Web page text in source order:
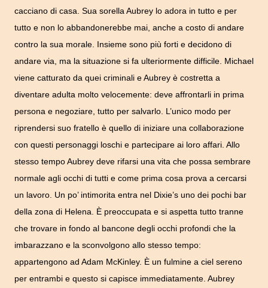
cacciano di casa. Sua sorella Aubrey lo adora in tutto e per
tutto e non lo abbandonerebbe mai, anche a costo di andare
contro la sua morale. Insieme sono più forti e decidono di
andare via, ma la situazione si fa ulteriormente difficile. Michael
viene catturato da quei criminali e Aubrey è costretta a
diventare adulta molto velocemente: deve affrontarli in prima
persona e negoziare, tutto per salvarlo. L’unico modo per
riprendersi suo fratello è quello di iniziare una collaborazione
con questi personaggi loschi e partecipare ai loro affari. Allo
stesso tempo Aubrey deve rifarsi una vita che possa sembrare
normale agli occhi di tutti e come prima cosa prova a cercarsi
un lavoro. Un po’ intimorita entra nel Dixie’s uno dei pochi bar
della zona di Helena. È preoccupata e si aspetta tutto tranne
che trovare in fondo al bancone degli occhi profondi che la
imbarazzano e la sconvolgono allo stesso tempo:
appartengono ad Adam McKinley. È un fulmine a ciel sereno
per entrambi e questo si capisce immediatamente. Aubrey